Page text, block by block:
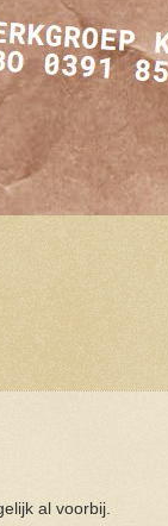
al voorbij.